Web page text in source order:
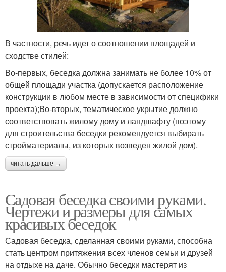
В частности, речь идет о соотношении площадей и
сходстве стилей:
Во-первых, беседка должна занимать не более 10% от
общей площади участка (допускается расположение
конструкции в любом месте в зависимости от специфики
проекта);Во-вторых, тематическое укрытие должно
соответствовать жилому дому и ландшафту (поэтому
для строительства беседки рекомендуется выбирать
стройматериалы, из которых возведен жилой дом).
читать дальше →
Садовая беседка своими руками.
Чертежи и размеры для самых
красивых беседок
Садовая беседка, сделанная своими руками, способна
стать центром притяжения всех членов семьи и друзей
на отдыхе на даче. Обычно беседки мастерят из